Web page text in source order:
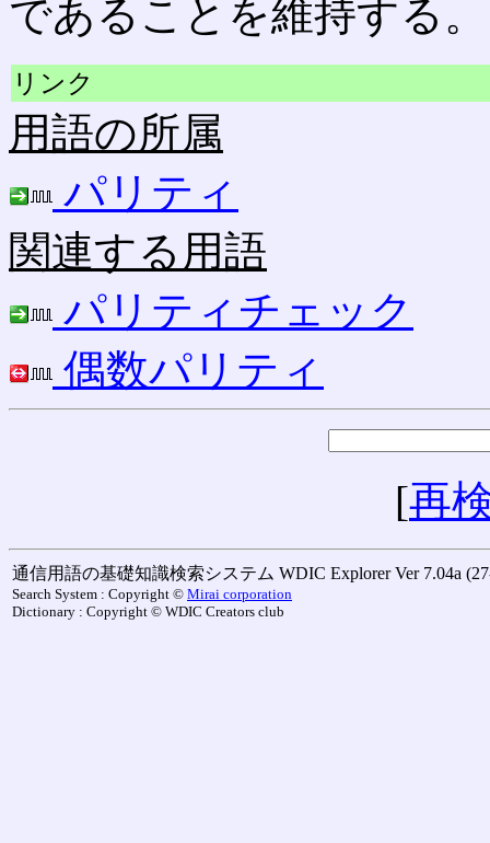
であることを維持する。
リンク
用語の所属
パリティ
関連する用語
パリティチェック
偶数パリティ
[再
通信用語の基礎知識検索システム WDIC Explorer Ver 7.04a
Search System : Copyright © Mirai corporation
Dictionary : Copyright © WDIC Creators club